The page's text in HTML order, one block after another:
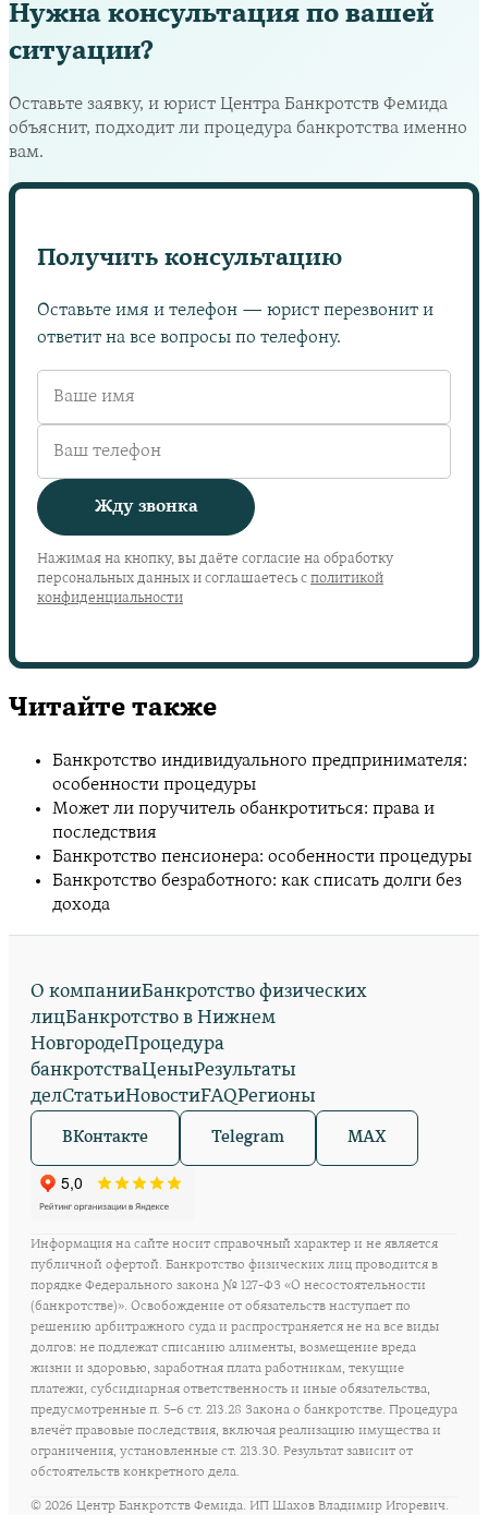
Нужна консультация по вашей
ситуации?
Оставьте заявку, и юрист Центра Банкротств Фемида
объяснит, подходит ли процедура банкротства именно
вам.
Получить консультацию
Оставьте имя и телефон — юрист перезвонит и
ответит на все вопросы по телефону.
Жду звонка
Нажимая на кнопку, вы даёте согласие на обработку
персональных данных и соглашаетесь с политикой
конфиденциальности
Читайте также
Банкротство индивидуального предпринимателя:
особенности процедуры
Может ли поручитель обанкротиться: права и
последствия
Банкротство пенсионера: особенности процедуры
Банкротство безработного: как списать долги без
дохода
О компанииБанкротство физических
лицБанкротство в Нижнем
НовгородеПроцедура
банкротстваЦеныРезультаты
делСтатьиНовостиFAQРегионы
ВКонтакте Telegram MAX
Информация на сайте носит справочный характер и не является
публичной офертой. Банкротство физических лиц проводится в
порядке Федерального закона № 127-ФЗ «О несостоятельности
(банкротстве)». Освобождение от обязательств наступает по
решению арбитражного суда и распространяется не на все виды
долгов: не подлежат списанию алименты, возмещение вреда
жизни и здоровью, заработная плата работникам, текущие
платежи, субсидиарная ответственность и иные обязательства,
предусмотренные п. 5–6 ст. 213.28 Закона о банкротстве. Процедура
влечёт правовые последствия, включая реализацию имущества и
ограничения, установленные ст. 213.30. Результат зависит от
обстоятельств конкретного дела.
© 2026 Центр Банкротств Фемида. ИП Шахов Владимир Игоревич.